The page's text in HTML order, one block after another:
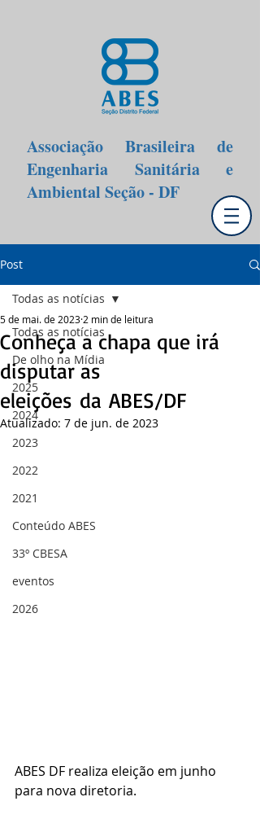
Associação Brasileira de
Engenharia Sanitária e
Ambiental Seção - DF
Post
Todas as notícias
De olho na Mídia
2025
2024
2023
2022
2021
Conteúdo ABES
33º CBESA
eventos
2026
Todas as notícias
Conheça a chapa que irá
disputar as
eleições da ABES/DF
5 de mai. de 2023 2 min de leitura
Atualizado: 7 de jun. de 2023
ABES DF realiza eleição em junho
para nova diretoria.